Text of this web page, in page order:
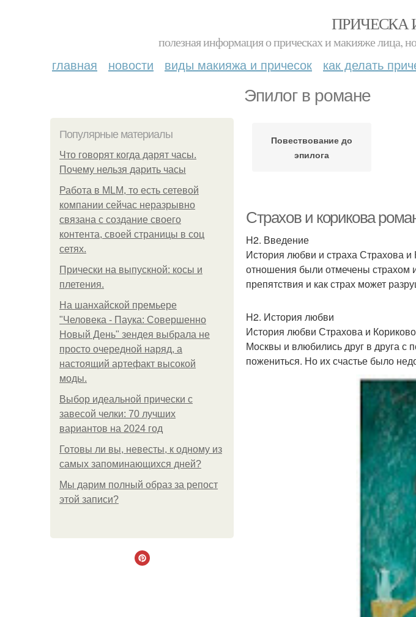
полезная информация о прическах и макияже лица,
главная новости виды макияжа и причесок как делать
Эпилог в романе
Популярные материалы
Что говорят когда дарят часы.
Почему нельзя дарить часы
Работа в MLM, то есть сетевой
компании сейчас неразрывно
связана с создание своего
контента, своей страницы в соц
сетях.
Прически на выпускной: косы и
плетения.
На шанхайской премьере
"Человека - Паука: Совершенно
Новый День" зендея выбрала не
просто очередной наряд, а
настоящий артефакт высокой
моды.
Выбор идеальной прически с
завесой челки: 70 лучших
вариантов на 2024 год
Готовы ли вы, невесты, к одному из
самых запоминающихся дней?
Мы дарим полный образ за репост
этой записи?
Повествование до
эпилога
Страхов и корикова
H2. Введение
История любви и страха Страхова и
отношения были отмечены страхом
препятствия и как страх может
H2. История любви
История любви Страхова и
Москвы и влюбились друг в друга с
пожениться. Но их счастье было